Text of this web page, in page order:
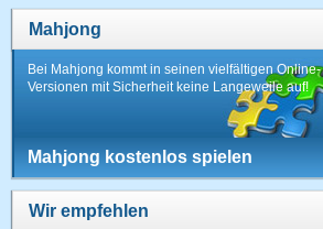
Mahjong
Bei Mahjong kommt in seinen vielfältigen Online-
Versionen mit Sicherheit keine Langeweile auf!
Mahjong kostenlos spielen
Wir empfehlen